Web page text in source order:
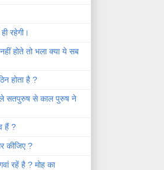
रहेगी।
होते तो भला क्या ये सब
होता है ?
सतपुरुष से काल पुरुष ने
हैं ?
कीजिए ?
रहें है ? मोह का